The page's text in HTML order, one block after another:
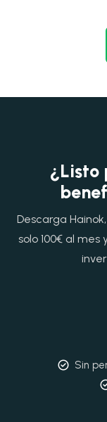
¿Listo
Descarga
solo 100€ al
Sin